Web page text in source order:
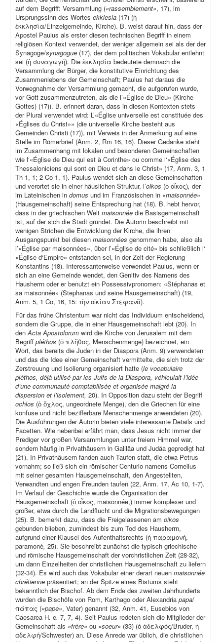
auf dem Begriff: Versammlung («rassemblement», 17), im
Ursprungssinn des Wortes ekklesia (17) (ἡ
ἐκκλησία/Einzelgemeinde, Kirche). B. weist darauf hin, dass der
Apostel Paulus als erster diesen technischen Begriff in einem
religiösen Kontext verwendet, der weniger allgemein sei als der der
Synagoge/synagogue (17), der dem politischen Vokabular entlehnt
sei (ἡ συναγωγή). Die ἐκκλησία bedeutete demnach die
Versammlung der Bürger, die konstitutive Einrichtung des
Zusammenlebens der Gemeinschaft; Paulus hat daraus die
Vorwegnahme der Versammlung gemacht, die aufgerufen wurde,
vor Gott zusammenzutreten, als die l’«Église de Dieu» (Kirche
Gottes) (17)). B. erinnert daran, dass in diesen Kontexten stets
der Plural verwendet wird: L’«Église universelle est constituée des
«Églises du Christ»» (die universelle Kirche besteht aus
Gemeinden Christi (17)), mit Verweis in der Anmerkung auf eine
Stelle im Römerbrief (Anm. 2, Rm 16, 16). Dieser Gedanke steht
im Zusammenhang mit lokalen und besonderen Gemeinschaften
wie l‘«Église de Dieu qui est à Corinthe» ou comme l‘«Église des
Thessaloniciens qui sont en Dieu et dans le Christ» (17, Anm. 3, 1
Th 1, 1; 2 Co 1, 1). Paulus wendet sich an diese Gemeinschaften
und verortet sie in einer häuslichen Struktur, l’oikos (ὁ οἶκος), der
im Lateinischen in domus und im Französischen in «maisonnée»
(Hausgemeinschaft) seine Entsprechung hat (18). B. hebt hervor,
dass in der griechischen Welt maisonnée die Basisgemeinschaft
ist, auf der sich die Stadt gründet. Die Autorin beschreibt mit
wenigen Strichen die Entwicklung der Kirche, die ihren
Ausgangspunkt bei diesen maisonnées genommen habe, also als
l’«Église par maisonnées», über l’«Église de cité» bis schließlich l‘
«Église d‘Empire» entstanden sei, in der Zeit der Regierung
Konstantins (18). Interessanterweise verwendet Paulus, wenn er
sich an eine Gemeinde wendet, den Genitiv des Namens des
Hausherrn oder er benutzt ein Possessivpronomen: «Stéphanas et
sa maisonnée» (Stephanas und seine Hausgemeinschaft) (19,
Anm. 5, 1 Co, 16, 15: τὴν οἰκίαν Στεφανᾶ).
Für das frühe Christentum war nicht das Individuum entscheidend,
sondern die Gruppe, die in einer Hausgemeinschaft lebt (20). In
denActa Apostolorum wird die Kirche von Jerusalem mit dem
Begriff pléthos (ὁ πλῆθος, Menschenmenge) bezeichnet, ein
Wort, das bereits die Juden in der Diaspora (Anm. 9) verwendeten
und das die Idee einer Gemeinschaft vermittelte, die sich trotz der
Zerstreuung und Isolierung organisiert hatte (le vocabulaire
pléthos, déjà utilisé par les Juifs de la Diaspora, véhiculait l’idée
d’une communauté comptabilisée et organisée malgré la
dispersion et l’isolement, 20). In Opposition dazu steht der Begriff
ochlos (ὁ ὄχλος, ungeordnete Menge), den die Griechen für eine
konfuse und nicht bezifferbare Menschenmenge anwendeten (20).
Die Ausführungen der Autorin bieten viele interessante Details und
Facetten. Wie nebenbei erfährt man, dass Jesus nicht immer der
Prediger vor großen Versammlungen unter freiem Himmel war,
sondern häufig in Privathäusern in Galiläa und Judäa gepredigt hat
(21). In Privathäusern fanden auch Taufen statt, die etwa Petrus
vornahm; so ließ sich ein römischer Centurio namens Cornelius
mit seiner gesamten Hausgemeinschaft, den Angestellten,
Verwandten und engen Freunden taufen (22, Anm. 17, Ac 10, 1-7).
Im Verlauf der Geschichte wurde die Organisation der
Hausgemeinschaft (ὁ οἶκος, maisonnée,) immer komplexer und
größer, etwa durch die Landflucht und die Migrationsbewegungen
(25). B. bemerkt dazu, dass die Freigelassenen am oikos
gebunden blieben, zumindest bis zum Tod des Hausherrn,
aufgrund einer Klausel des Aufenthaltsrechts (ἡ παραμονή,
paramonè, 25). Sie beschreibt zunächst die typisch griechische
und römische Hausgemeinschaft der vorchristlichen Zeit (28-32),
um dann Einzelheiten der christlichen Hausgemeinschaft zu liefern
(32-34). Es wird auch das Vokabular einer derart neuen maisonnée
chrétienne präsentiert; an der Spitze eines Bistums steht
bekanntlich der Bischof. Ab dem Ende des zweiten Jahrhunderts
wurden die Bischöfe von Rom, Karthago oder Alexandria papa/
πάπας («pape», Vater) genannt (32, Anm. 41, Eusebios von
Caesarea H. e. 7, 7, 4). Seit Paulus redeten sich die Mitglieder der
Gemeinschaft als «frère» ou «soeur» (33) (ὁ ἀδελφός/Bruder, ἡ
ἀδελφή/Schwester) an. Diese Anrede war üblich, die christlichen